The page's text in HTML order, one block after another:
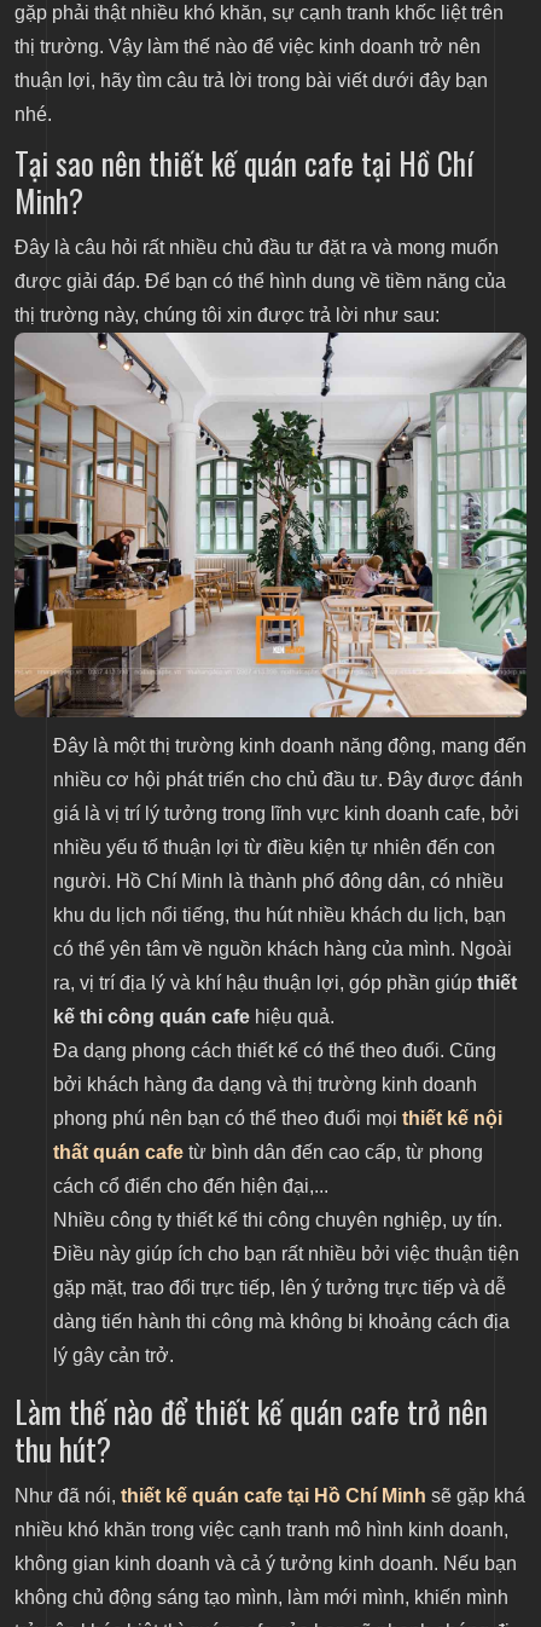
gặp phải thật nhiều khó khăn, sự cạnh tranh khốc liệt trên
thị trường. Vậy làm thế nào để việc kinh doanh trở nên
thuận lợi, hãy tìm câu trả lời trong bài viết dưới đây bạn
nhé.
Tại sao nên thiết kế quán cafe tại Hồ Chí
Minh?
Đây là câu hỏi rất nhiều chủ đầu tư đặt ra và mong muốn
được giải đáp. Để bạn có thể hình dung về tiềm năng của
thị trường này, chúng tôi xin được trả lời như sau:
Đây là một thị trường kinh doanh năng động, mang đến
nhiều cơ hội phát triển cho chủ đầu tư. Đây được đánh
giá là vị trí lý tưởng trong lĩnh vực kinh doanh cafe, bởi
nhiều yếu tố thuận lợi từ điều kiện tự nhiên đến con
người. Hồ Chí Minh là thành phố đông dân, có nhiều
khu du lịch nổi tiếng, thu hút nhiều khách du lịch, bạn
có thể yên tâm về nguồn khách hàng của mình. Ngoài
ra, vị trí địa lý và khí hậu thuận lợi, góp phần giúp thiết
kế thi công quán cafe hiệu quả.
Đa dạng phong cách thiết kế có thể theo đuổi. Cũng
bởi khách hàng đa dạng và thị trường kinh doanh
phong phú nên bạn có thể theo đuổi mọi thiết kế nội
thất quán cafe từ bình dân đến cao cấp, từ phong
cách cổ điển cho đến hiện đại,...
Nhiều công ty thiết kế thi công chuyên nghiệp, uy tín.
Điều này giúp ích cho bạn rất nhiều bởi việc thuận tiện
gặp mặt, trao đổi trực tiếp, lên ý tưởng trực tiếp và dễ
dàng tiến hành thi công mà không bị khoảng cách địa
lý gây cản trở.
Làm thế nào để thiết kế quán cafe trở nên
thu hút?
Như đã nói, thiết kế quán cafe tại Hồ Chí Minh sẽ gặp khá
nhiều khó khăn trong việc cạnh tranh mô hình kinh doanh,
không gian kinh doanh và cả ý tưởng kinh doanh. Nếu bạn
không chủ động sáng tạo mình, làm mới mình, khiến mình